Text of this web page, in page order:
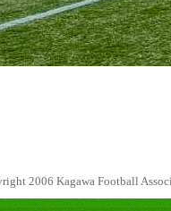
2006 Kagawa Football